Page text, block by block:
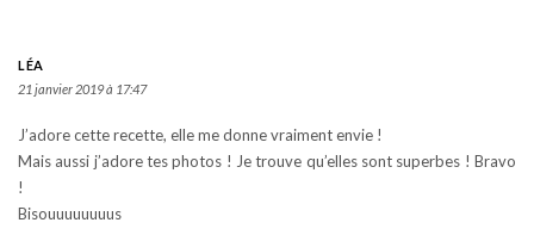
LÉA
21 janvier 2019 à 17:47
J’adore cette recette, elle me donne vraiment envie !
Mais aussi j’adore tes photos ! Je trouve qu’elles sont superbes ! Bravo
!
Bisouuuuuuuus